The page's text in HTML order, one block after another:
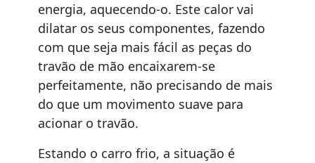
energia, aquecendo-o. Este calor vai
dilatar os seus componentes, fazendo
com que seja mais fácil as peças do
travão de mão encaixarem-se
perfeitamente, não precisando de mais
do que um movimento suave para
acionar o travão.
Estando o carro frio, a situação é